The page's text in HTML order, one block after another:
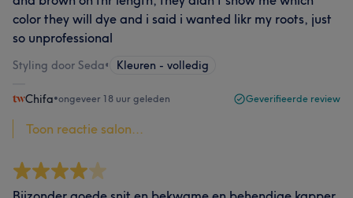
color they will dye and i said i wanted likr my roots, just
so unprofessional
Styling door Seda• Kleuren - volledig
Chifa•ongeveer 18 uur geleden Geverifieerde review
Toon reactie salon...